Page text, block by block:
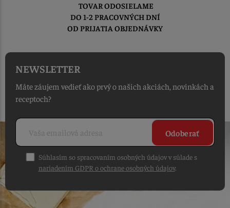
TOVAR ODOSIELAME
DO 1-2 PRACOVNÝCH DNÍ
OD PRIJATIA OBJEDNÁVKY
NEWSLETTER
Máte záujem vedieť ako prvý o našich akciách, novinkách a
receptoch?
Odoberať
Súhlasím so spracovaním osobných údajov v súlade s
nariadením GDPR o ochrane osobných údajov.